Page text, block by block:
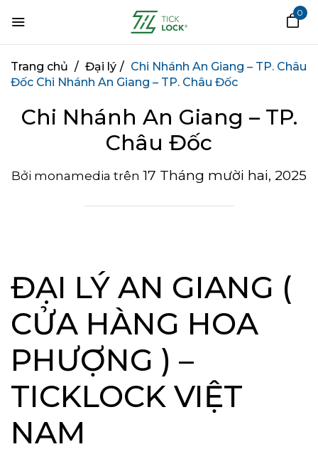
0
Trang chủ / Đại lý / Chi Nhánh An Giang – TP. Châu
Đốc Chi Nhánh An Giang – TP. Châu Đốc
Chi Nhánh An Giang – TP.
Châu Đốc
Bởi monamedia trên 17 Tháng mười hai, 2025
ĐẠI LÝ AN GIANG (
CỬA HÀNG HOA
PHƯỢNG ) –
TICKLOCK VIỆT
NAM